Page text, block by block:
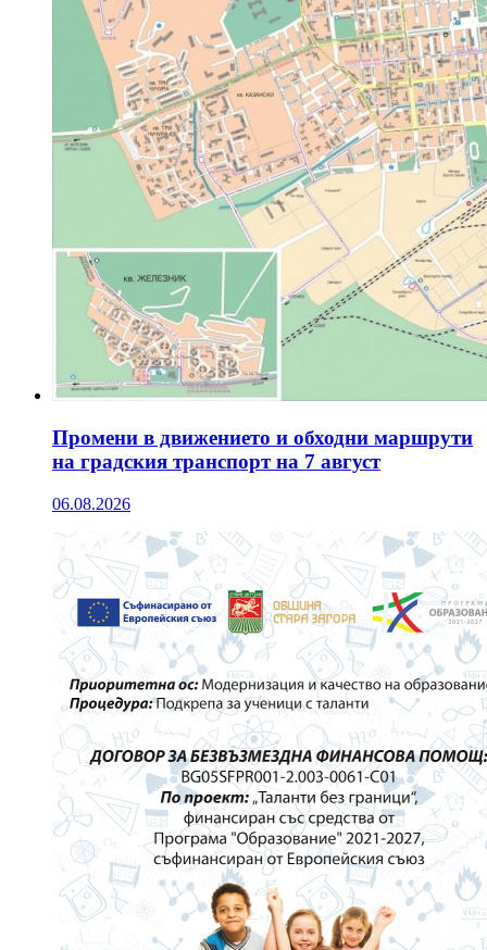
Промени в движението и обходни маршрути
на градския транспорт на 7 август
06.08.2026